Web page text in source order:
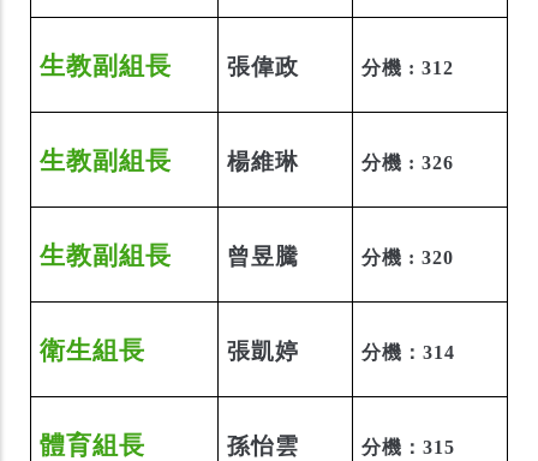
生教副 組長 張偉政 分機 : 312
生教副 組長 楊維琳 分機 : 326
生教副 組長 曾昱騰 分機 : 320
衛生組長 張凱婷 分機：314
體育組長 孫怡雲 分機：315